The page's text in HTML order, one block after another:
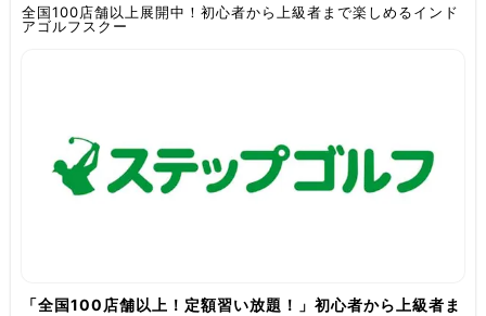
全国100店舗以上展開中！初心者から上級者まで楽しめるインド
アゴルフスクー
「全国100店舗以上！定額習い放題！」初心者から上級者ま